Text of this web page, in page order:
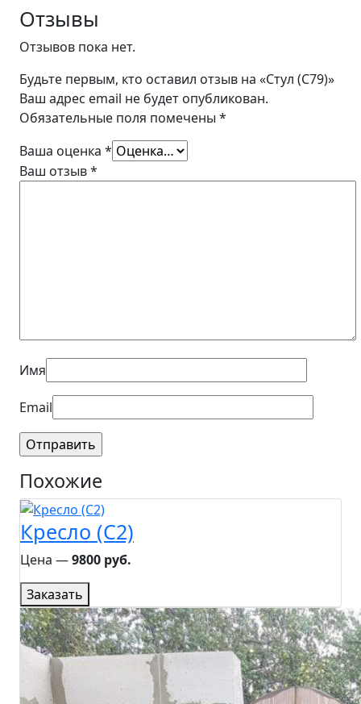
Отзывы
Отзывов пока нет.
Будьте первым, кто оставил отзыв на «Стул (C79)»
Ваш адрес email не будет опубликован.
Обязательные поля помечены *
Ваша оценка *
Ваш отзыв*
Имя
Email
Похожие
Кресло (C2)
Цена ―9800 руб.
Заказать